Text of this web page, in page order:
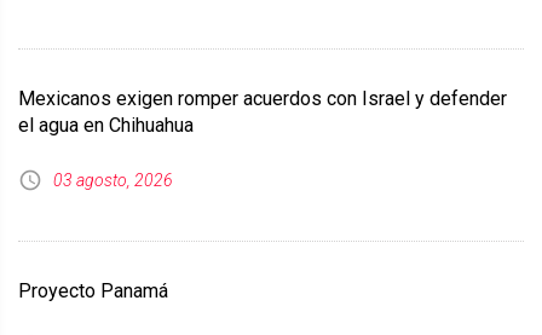
Mexicanos exigen romper acuerdos con Israel y defender
el agua en Chihuahua
03 agosto, 2026
Proyecto Panamá